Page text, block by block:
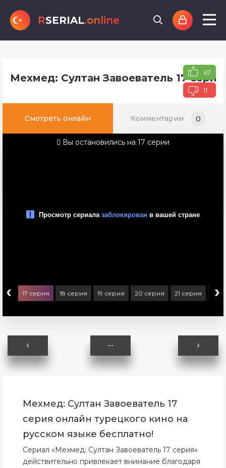
RSERIAL.online
Мехмед: Султан Завоеватель 17 67
11
Смотреть онлайн Комментарии 0
Вы остановились на 17 серии
‹ 17 серия 18 серия 19 серия 20 серия 21 серия 22
›
Мехмед: Султан Завоеватель 17
серия онлайн турецкого кино на
русском языке бесплатно!
Сериал «Мехмед: Султан Завоеватель 17 серия»
действительно привлекает внимание благодаря